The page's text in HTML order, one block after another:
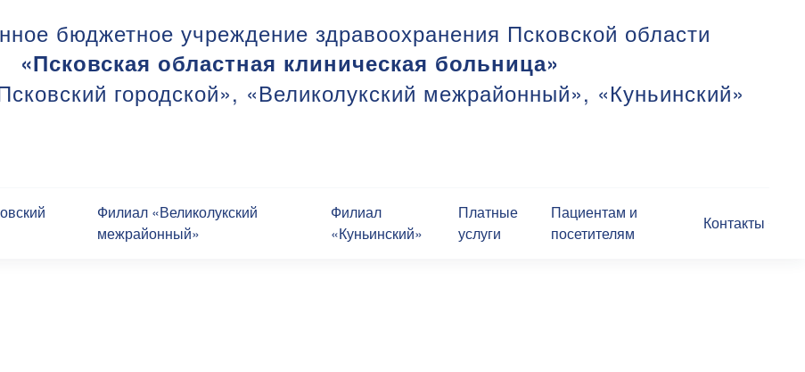
бюджетное учреждение здравоохранения Псковской области
«Псковская областная клиническая больница»
городской», «Великолукский межрайонный», «Куньинский»
Филиал «Великолукский
межрайонный»
Филиал
«Куньинский»
Платные
услуги
Пациентам и
посетителям
Контакты